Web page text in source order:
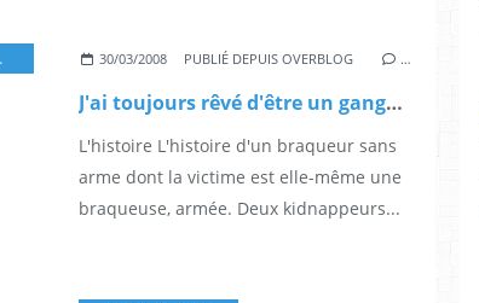
,JEAN ROCHEFORT,4* ,ARNO HINTJENS, EDOUARD BAER
30/03/2008 PUBLIÉ DEPUIS OVERBLOG …
J'ai toujours rêvé d'être un gangster
L'histoire L'histoire d'un braqueur sans
arme dont la victime est elle-même une
braqueuse, armée. Deux kidnappeurs...